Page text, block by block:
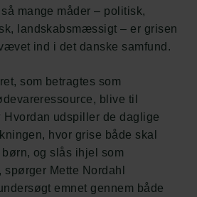
mange måder – politisk,
landskabsmæssigt – er grisen
ind i det danske samfund.
som betragtes som
blive til
udspiller de daglige
hvor grise både skal
og slås ihjel som
Mette Nordahl
emnet gennem både